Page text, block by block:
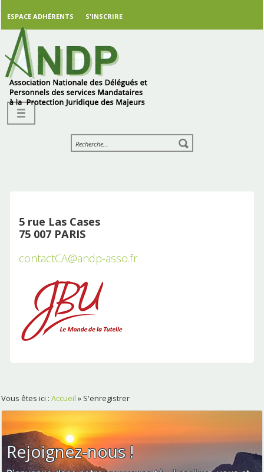
ESPACE ADHÉRENTS S'INSCRIRE
5 rue Las Cases
75 007 PARIS
contactCA@andp-asso.fr
Vous êtes ici : Accueil » S'enregistrer
Rejoignez-nous !